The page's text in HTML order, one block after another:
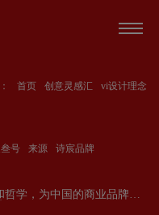
首页 创意灵感汇
vi设计理念
号 来源 诗宸品牌
学，为中国的商业品牌发